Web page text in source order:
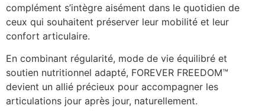
complément s’intègre aisément dans le quotidien de
ceux qui souhaitent préserver leur mobilité et leur
confort articulaire.
En combinant régularité, mode de vie équilibré et
soutien nutritionnel adapté, FOREVER FREEDOM™
devient un allié précieux pour accompagner les
articulations jour après jour, naturellement.